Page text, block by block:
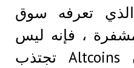
تعرفه سوق
، فإنه ليس
من المستغرب أن Altcoins تجتذب